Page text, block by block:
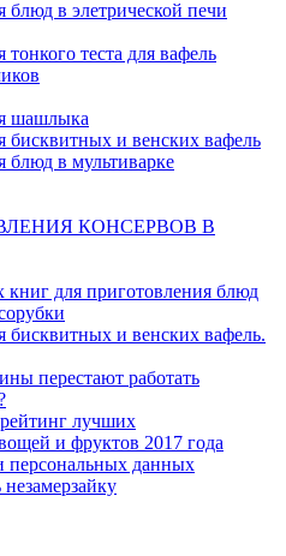
блюд в элетрической печи
теста для вафель
шашлыка
бисквитных и венских вафель
блюд в мультиварке
КОНСЕРВОВ В
для приготовления блюд
бисквитных и венских вафель.
перестают работать
лучших
и фруктов 2017 года
данных